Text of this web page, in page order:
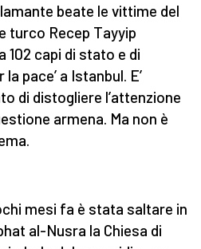
beate le vittime del
turco Recep Tayyip
102 capi di stato e di
pace’ a Istanbul. E’
di distogliere l’attenzione
armena. Ma non è
mesi fa è stata saltare in
al-Nusra la Chiesa di